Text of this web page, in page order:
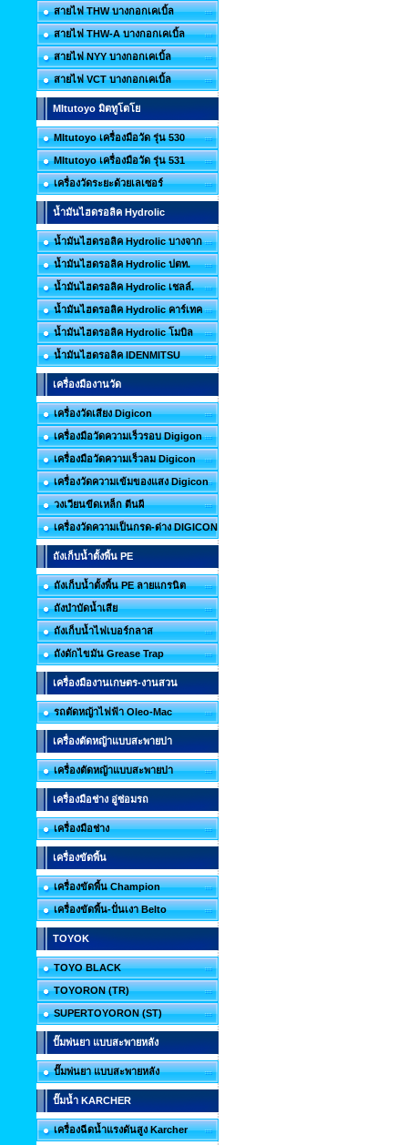
สายไฟ THW บางกอกเคเบิ้ล
สายไฟ THW-A บางกอกเคเบิ้ล
สายไฟ NYY บางกอกเคเบิ้ล
สายไฟ VCT บางกอกเคเบิ้ล
MItutoyo มิตทูโตโย
MItutoyo เครื่องมือวัด รุ่น 530
MItutoyo เครื่องมือวัด รุ่น 531
เครื่องวัดระยะด้วยเลเซอร์
น้ำมันไฮดรอลิค Hydrolic
น้ำมันไฮดรอลิค Hydrolic บางจาก
น้ำมันไฮดรอลิค Hydrolic ปตท.
น้ำมันไฮดรอลิค Hydrolic เชลล์.
น้ำมันไฮดรอลิค Hydrolic คาร์เทค
น้ำมันไฮดรอลิค Hydrolic โมบิล
น้ำมันไฮดรอลิค IDENMITSU
เครื่องมืองานวัด
เครื่องวัดเสียง Digicon
เครื่องมือวัดความเร็วรอบ Digigon
เครื่องมือวัดความเร็วลม Digicon
เครื่องวัดความเข้มของแสง Digicon
วงเวียนขีดเหล็ก ตีนผี
เครื่องวัดความเป็นกรด-ด่าง DIGICON
ถังเก็บน้ำตั้งพื้น PE
ถังเก็บน้ำตั้งพื้น PE ลายแกรนิต
ถังบำบัดน้ำเสีย
ถังเก็บน้ำไฟเบอร์กลาส
ถังดักไขมัน Grease Trap
เครื่องมืองานเกษตร-งานสวน
รถตัดหญ้าไฟฟ้า Oleo-Mac
เครื่องตัดหญ้าแบบสะพายบ่า
เครื่องตัดหญ้าแบบสะพายบ่า
เครื่องมือช่าง อู่ซ่อมรถ
เครื่องมือช่าง
เครื่องขัดพื้น
เครื่องขัดพื้น Champion
เครื่องขัดพื้น-ปั่นเงา Belto
TOYOK
TOYO BLACK
TOYORON (TR)
SUPERTOYORON (ST)
ปั๊มพ่นยา แบบสะพายหลัง
ปั๊มพ่นยา แบบสะพายหลัง
ปั๊มน้ำ KARCHER
เครื่องฉีดน้ำแรงดันสูง Karcher